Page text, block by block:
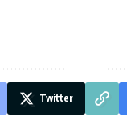
Twitter